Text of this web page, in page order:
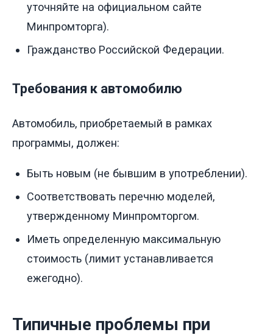
уточняйте на официальном сайте
Минпромторга).
Гражданство Российской Федерации.
Требования к автомобилю
Автомобиль, приобретаемый в рамках
программы, должен:
Быть новым (не бывшим в употреблении).
Соответствовать перечню моделей,
утвержденному Минпромторгом.
Иметь определенную максимальную
стоимость (лимит устанавливается
ежегодно).
Типичные проблемы при